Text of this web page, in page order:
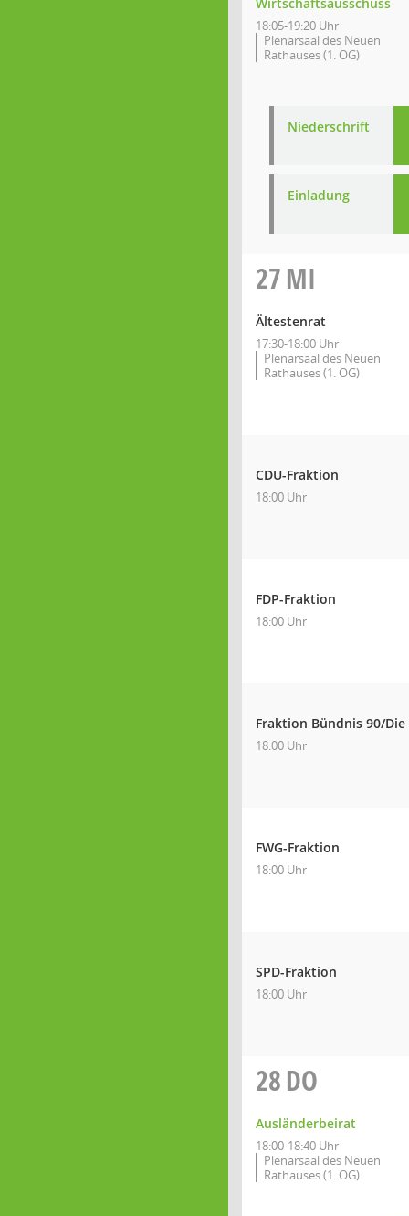
18:05-19:20 Uhr
Plenarsaal des Neuen
Rathauses (1. OG)
Niederschrift
Einladung
27MI
Ältestenrat
17:30-18:00 Uhr
Plenarsaal des Neuen
Rathauses (1. OG)
CDU-Fraktion
18:00 Uhr
FDP-Fraktion
18:00 Uhr
Fraktion Bündnis 90/
18:00 Uhr
FWG-Fraktion
18:00 Uhr
SPD-Fraktion
18:00 Uhr
28DO
Ausländerbeirat
18:00-18:40 Uhr
Plenarsaal des Neuen
Rathauses (1. OG)